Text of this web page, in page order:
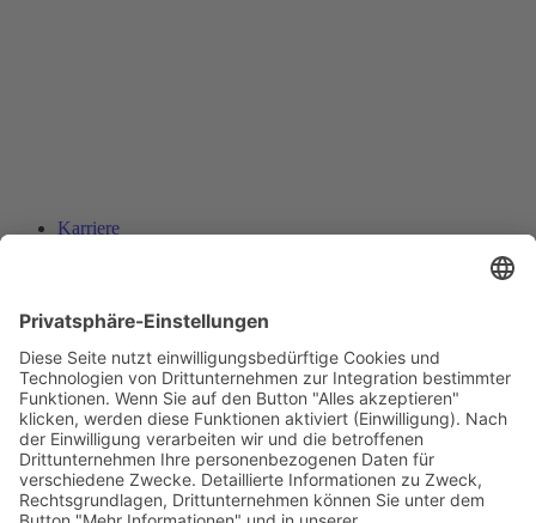
Karriere
Suche